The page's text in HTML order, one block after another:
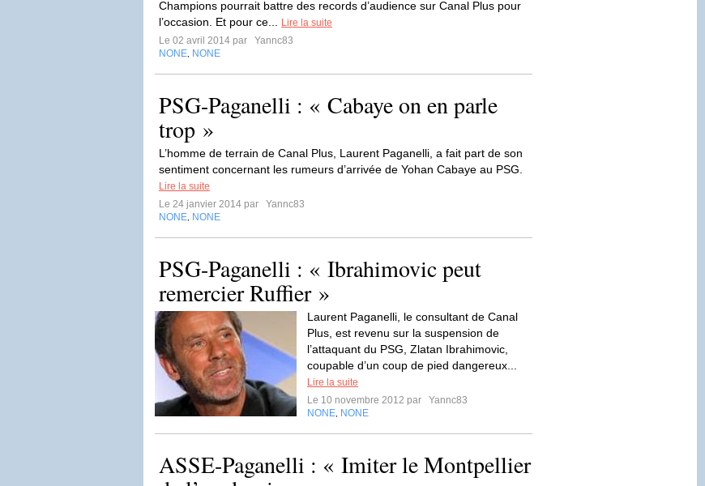
Champions pourrait battre des records d’audience sur Canal Plus pour
l’occasion. Et pour ce...
Lire la suite
Le 02 avril 2014 par
Yannc83
NONE NONE
PSG-Paganelli : « Cabaye on en parle
trop »
L’homme de terrain de Canal Plus, Laurent Paganelli, a fait part de son
sentiment concernant les rumeurs d’arrivée de Yohan Cabaye au PSG.
Lire la suite
Le 24 janvier 2014 par
Yannc83
NONE NONE
PSG-Paganelli : « Ibrahimovic peut
remercier Ruffier »
Laurent Paganelli, le consultant de Canal
Plus, est revenu sur la suspension de
l’attaquant du PSG, Zlatan Ibrahimovic,
coupable d’un coup de pied dangereux...
Lire la suite
Le 10 novembre 2012 par
Yannc83
NONE NONE
ASSE-Paganelli : « Imiter le Montpellier